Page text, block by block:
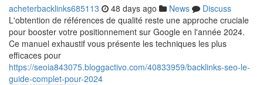
acheterbacklinks685113 48 days ago News
Discuss
L'obtention de références de qualité reste une approche cruciale
pour booster votre positionnement sur Google en l'année 2024.
Ce manuel exhaustif vous présente les techniques les plus
efficaces pour
https://seoia843075.bloggactivo.com/40833959/backlinks-seo-le-
guide-complet-pour-2024